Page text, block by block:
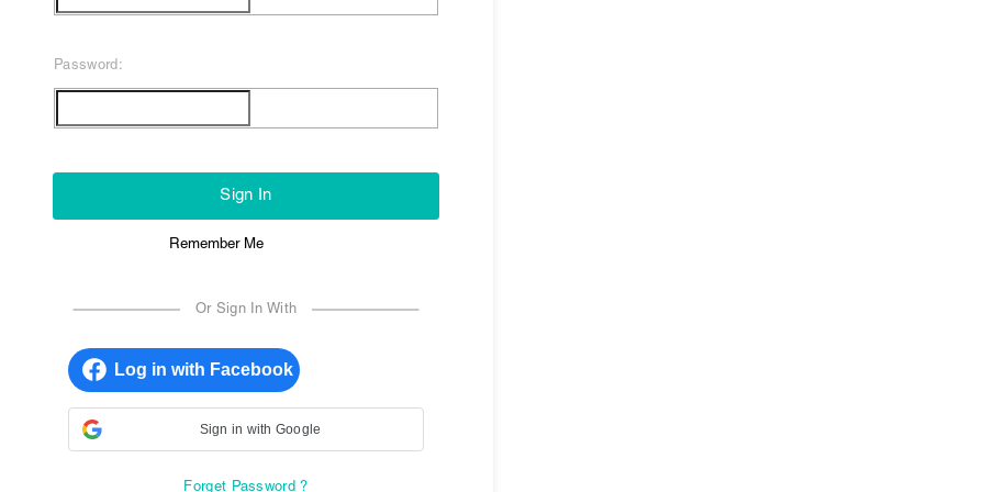
Password:
Sign In
Remember Me
Or Sign In With
Sign in with Google
Forget Password ?